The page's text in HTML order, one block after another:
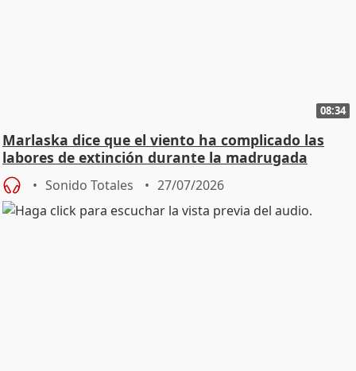
08:34
Marlaska dice que el viento ha complicado las
labores de extinción durante la madrugada
Sonido Totales 27/07/2026